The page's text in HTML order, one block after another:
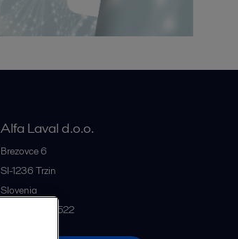
Alfa Laval d.o.o.
Brezovce 6
SI-1236 Trzin
Slovenia
+386 1 5637522